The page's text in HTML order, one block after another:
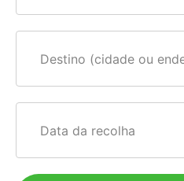
Destino (cidade ou
Data da recolha